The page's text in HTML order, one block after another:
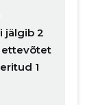
jälgib 2
ettevõtet
1